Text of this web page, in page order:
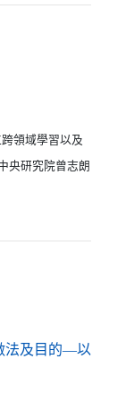
領域學習以及
央研究院曾志朗
法及目的—以